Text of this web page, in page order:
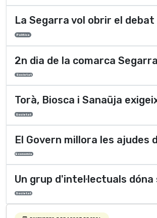
La Segarra vol obrir el
Polí­tica
2n dia de la comarca
Societat
Torà, Biosca i Sanaüja
Societat
El Govern millora les ajudes
Economia
Un grup d'intel·lectuals
Societat